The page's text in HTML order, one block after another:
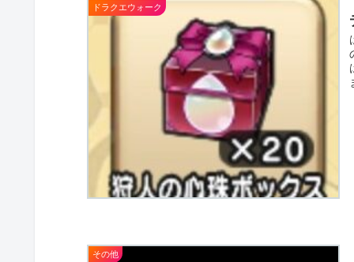
ドラクエウォーク
その他